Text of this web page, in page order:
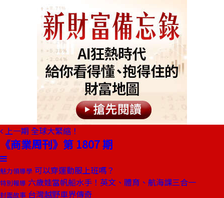
上一期 全球大緊縮！
《商業周刊》第 1807 期
魅力領導學 可以穿運動服上班嗎？
特別報導 六歲娃當帆船水手！英文、體育、航海課三合一
封面故事 台灣越野車界傳奇